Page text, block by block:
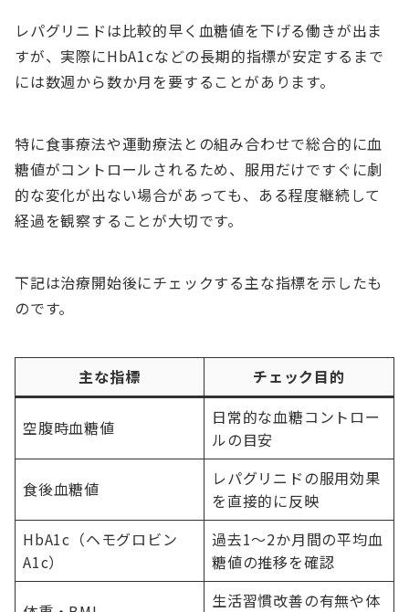
レパグリニドは比較的早く血糖値を下げる働きが出ま
すが、実際にHbA1cなどの長期的指標が安定するまで
には数週から数か月を要することがあります。
特に食事療法や運動療法との組み合わせで総合的に血
糖値がコントロールされるため、服用だけですぐに劇
的な変化が出ない場合があっても、ある程度継続して
経過を観察することが大切です。
下記は治療開始後にチェックする主な指標を示したも
のです。
主な指標 チェック目的
空腹時血糖値
日常的な血糖コントロー
ルの目安
食後血糖値
レパグリニドの服用効果
を直接的に反映
HbA1c（ヘモグロビン
A1c）
過去1～2か月間の平均血
糖値の推移を確認
生活習慣改善の有無や体